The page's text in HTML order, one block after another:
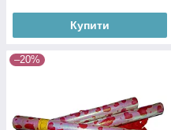
Купити
–20%